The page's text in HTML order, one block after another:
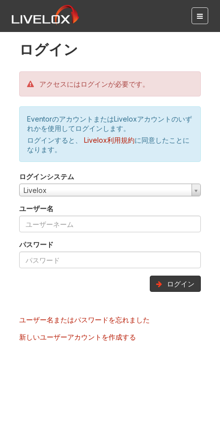
ログイン
アクセスにはログインが必要です。
EventorのアカウントまたはLiveloxアカウントのいず
れかを使用してログインします。
ログインすると、
Livelox利用規約に同意したことに
なります。
ログインシステム
Livelox
ユーザー名
パスワード
ログイン
ユーザー名またはパスワードを忘れました
新しいユーザーアカウントを作成する